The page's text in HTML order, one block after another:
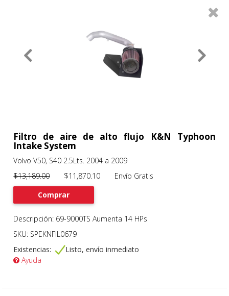
0
Previous
Filtro de aire de alto flujo K&N Typhoon
Intake System
Volvo V50, S40 2.5Lts. 2004 a 2009
$13,189.00$11,870.10 Envío Gratis
Comprar
Descripción: 69-9000TS Aumenta 14 HPs
SKU: SPEKNFIL0679
Existencias:
Listo, envío inmediato
Ayuda